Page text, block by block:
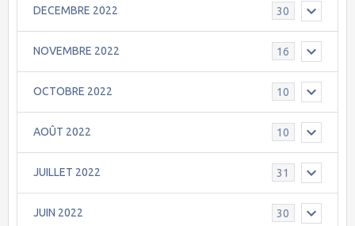
DECEMBRE 2022 30
NOVEMBRE 2022 16
OCTOBRE 2022 10
AOÛT 2022 10
JUILLET 2022 31
JUIN 2022 30